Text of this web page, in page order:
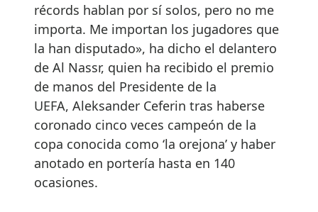
récords hablan por sí solos, pero no me
importa. Me importan los jugadores que
la han disputado», ha dicho el delantero
de Al Nassr, quien ha recibido el premio
de manos del Presidente de la
UEFA, Aleksander Ceferin tras haberse
coronado cinco veces campeón de la
copa conocida como ‘la orejona’ y haber
anotado en portería hasta en 140
ocasiones.